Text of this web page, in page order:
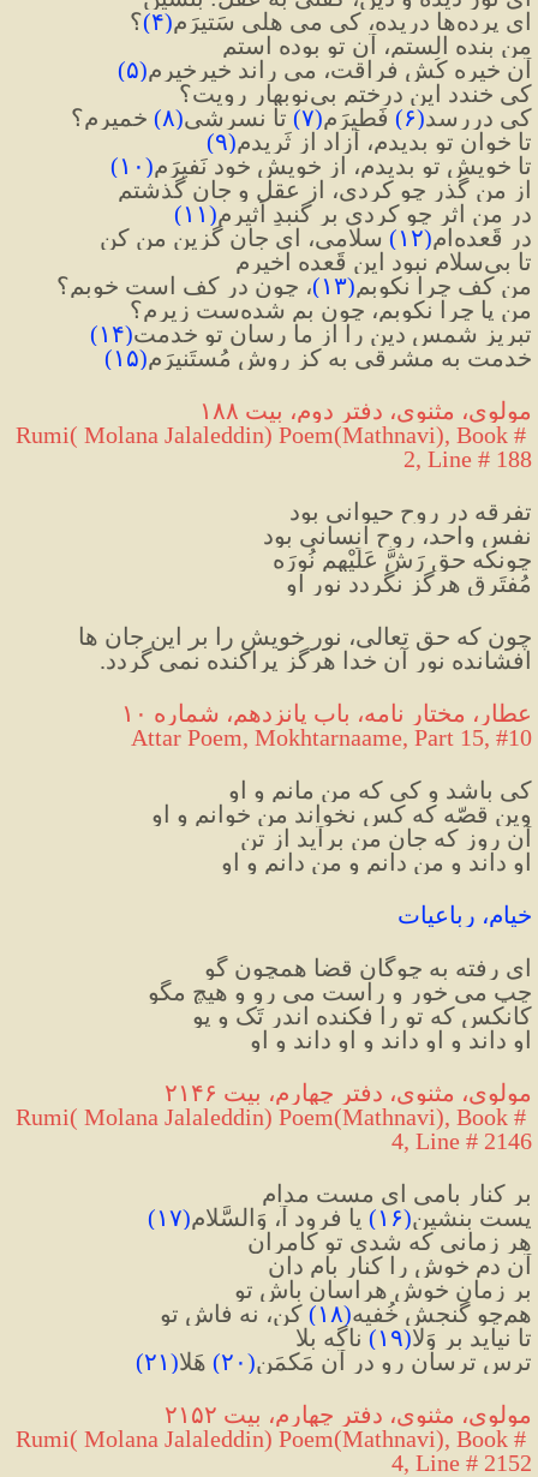
ای پرده‌ها دریده، کی می هلی سَتیرَم
(۴)؟
من بنده الستم، آنِ تو بوده استم
آن خیره کُش فراقت، می راند خیرخیرم(۵)
کی خندد این درختم بی‌نوبهارِ رویت؟
کی دررسد(۶) فَطیرَم(۷) تا نسرشی(۸) خمیرم؟
تا خوانِ تو بدیدم، آزاد از ثَریدم(۹)
تا خویشِ تو بدیدم، از خویشِ خود نَفیرَم(۱۰)
از من گذر چو کردی، از عقل و جان گذشتم
در من اثر چو کردی بر گنبدِ اَثیرم(۱۱)
در قَعده‌ام
(۱۲) سلامی، ای جان گزینِ من کن
تا بی‌سلام نبود این قَعده اخیرم
من کف چرا نکوبم(۱۳)، چون در کف است خوبم؟
من پا چرا نکوبم، چون بم شده‌ست زیرم؟
تبریز شمسِ دین را از ما رسان تو خدمت(۱۴)
خدمت به مشرقی به کز روش مُستَنیرَم(۱۵)
مولوی، مثنوی، دفتر دوم، بیت ۱۸۸
Rumi( Molana Jalaleddin) Poem(Mathnavi), Book #
2, Line # 188
تفرقه در روح حیوانی بود
نفس واحد، روح انسانی بود
چونکه حق رَشَّ عَلَیْهِم نُورَه
مُفتَرِق هرگز نگردد نور او
افشانده نور آن خدا هرگز پراکنده نمی گردد.
عطار، مختار نامه، باب پانزدهم، شماره ۱۰
Attar Poem, Mokhtarnaame, Part 15, #10
کی باشد و کی که من مانم و او
وین قصّه که کس نخواند من خوانم و او
آن روز که جانِ من برآید از تن
او داند و من دانم و من دانم و او
خیام، رباعیات
ای رفته به چوگان قضا همچون گو
چپ می خور و راست می رو و هيچ مگو
کانکس که تو را فکنده اندر تَک و پو
او داند و او داند و او داند و او
مولوی، مثنوی، دفتر چهارم، بیت ۲۱۴۶
Rumi( Molana Jalaleddin) Poem(Mathnavi), Book #
4, Line # 2146
بر کنارِ بامی ای مست مدام
پست بنشین(۱۶) یا فرود آ، وَالسَّلام(۱۷)
هر زمانی که شدی تو کامران
آن دم خوش را کنار بام دان
بر زمانِ خوش هراسان باش تو
هم‌چو گنجش خُفیه
(۱۸) کن، نه فاش تو
تا نیاید بر وَلا(۱۹) ناگه بلا
ترس ترسان رو در آن مَکمَن(۲۰) هَلا(۲۱)
مولوی، مثنوی، دفتر چهارم، بیت ۲۱۵۲
Rumi( Molana Jalaleddin) Poem(Mathnavi), Book #
4, Line # 2152